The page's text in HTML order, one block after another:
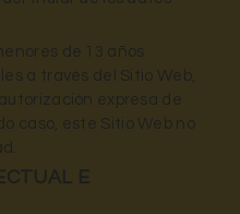
de 13 años
a través del Sitio Web,
expresa de
caso, este Sitio Web no
E